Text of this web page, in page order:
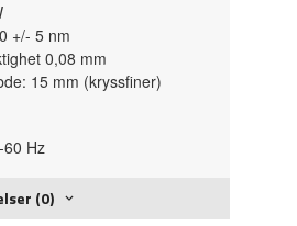
+/- 5 nm
0,08 mm
15 mm (kryssfiner)
Hz
(0)